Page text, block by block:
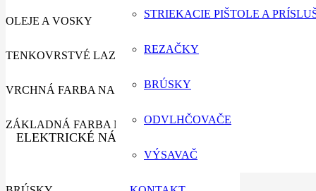
STRIEKACIE PIŠTOLE A
REZAČKY
BRÚSKY
ODVLHČOVAČE
VÝSAVAČ
OLEJE A VOSKY
TENKOVRSTVÉ LAZÚRY
VRCHNÁ FARBA NA DREVO
ZÁKLADNÁ FARBA NA DREVO
ELEKTRICKÉ NÁRADIE-STORCH